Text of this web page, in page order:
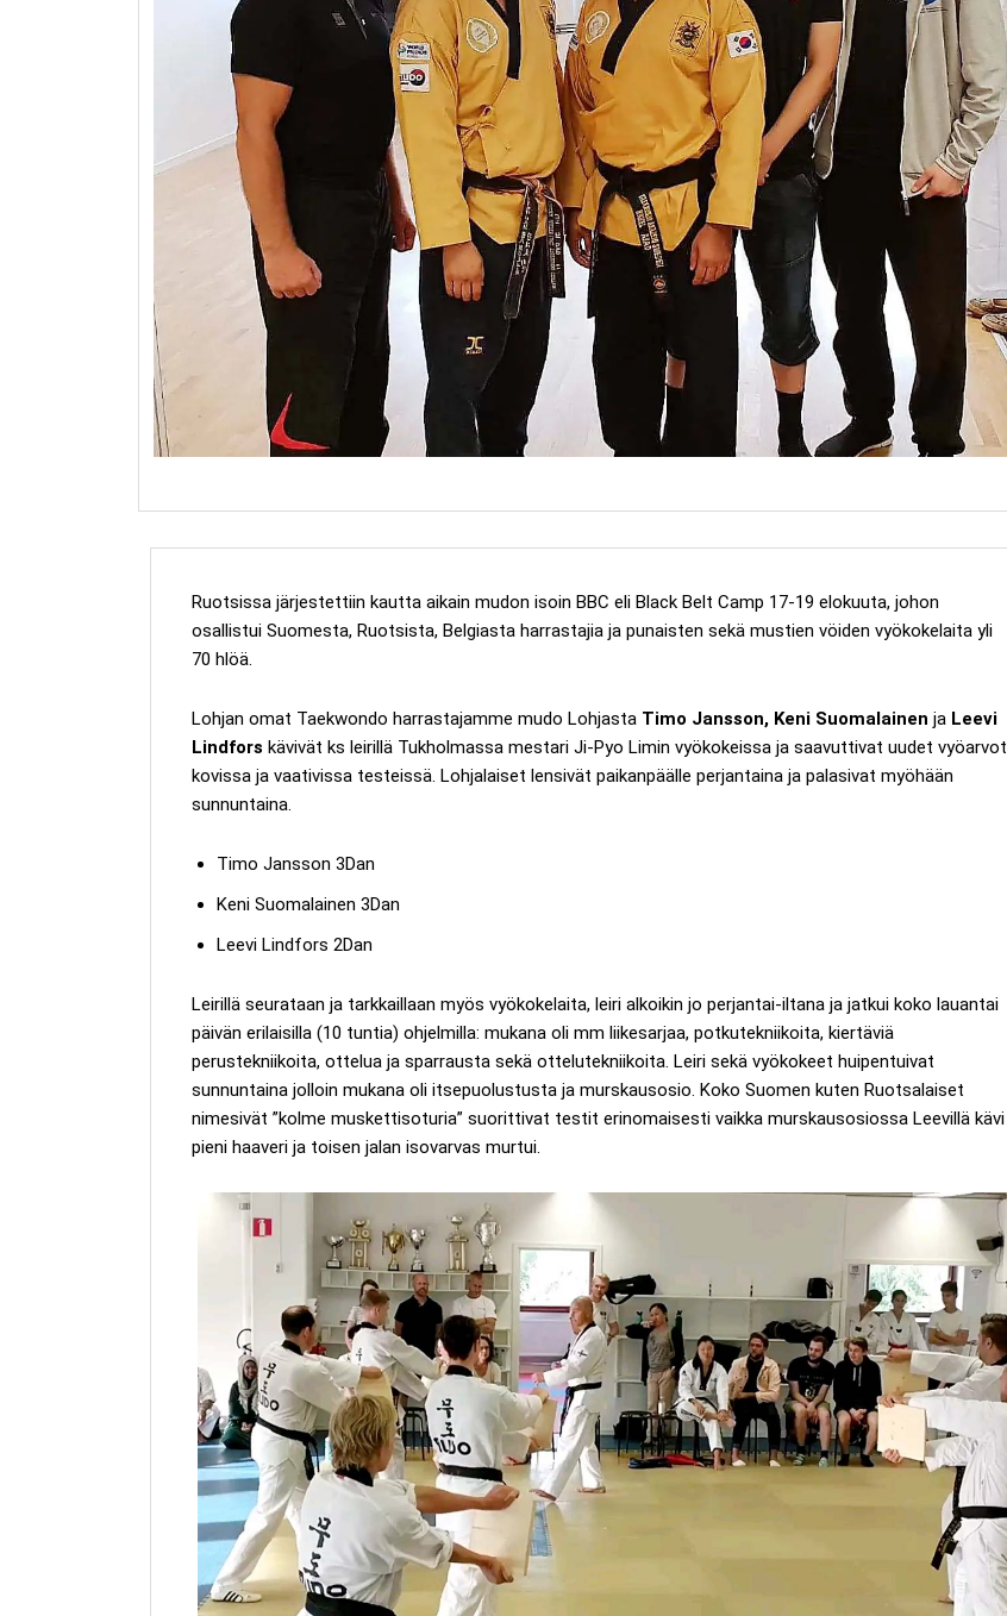
Ruotsissa järjestettiin kautta aikain mudon isoin BBC eli Black Belt Camp 17-19 elokuuta, johon
osallistui Suomesta, Ruotsista, Belgiasta harrastajia ja punaisten sekä mustien vöiden vyökokelaita yli
70 hlöä.
Lohjan omat Taekwondo harrastajamme mudo Lohjasta Timo Jansson, Keni Suomalainen ja Leevi
Lindfors kävivät ks leirillä Tukholmassa mestari Ji-Pyo Limin vyökokeissa ja saavuttivat uudet vyöarvot
kovissa ja vaativissa testeissä. Lohjalaiset lensivät paikanpäälle perjantaina ja palasivat myöhään
sunnuntaina.
Timo Jansson 3Dan
Keni Suomalainen 3Dan
Leevi Lindfors 2Dan
Leirillä seurataan ja tarkkaillaan myös vyökokelaita, leiri alkoikin jo perjantai-iltana ja jatkui koko lauantai
päivän erilaisilla (10 tuntia) ohjelmilla: mukana oli mm liikesarjaa, potkutekniikoita, kiertäviä
perustekniikoita, ottelua ja sparrausta sekä ottelutekniikoita. Leiri sekä vyökokeet huipentuivat
sunnuntaina jolloin mukana oli itsepuolustusta ja murskausosio. Koko Suomen kuten Ruotsalaiset
nimesivät ”kolme muskettisoturia” suorittivat testit erinomaisesti vaikka murskausosiossa Leevillä kävi
pieni haaveri ja toisen jalan isovarvas murtui.